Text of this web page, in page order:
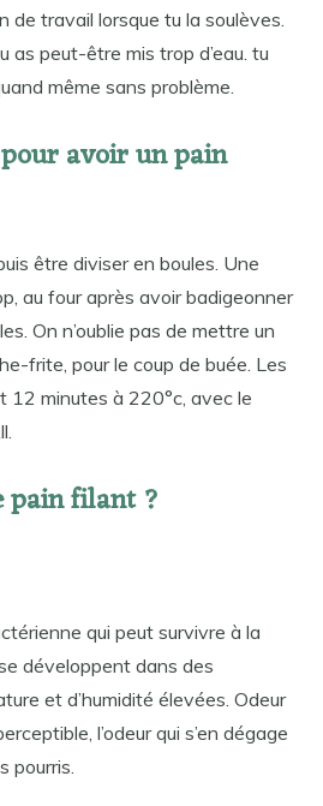
de travail lorsque tu la soulèves.
as peut-être mis trop d’eau. tu
même sans problème.
avoir un pain
être diviser en boules. Une
au four après avoir badigeonner
On n’oublie pas de mettre un
frite, pour le coup de buée. Les
12 minutes à 220°c, avec le
pain filant ?
qui peut survivre à la
développent dans des
et d’humidité élevées. Odeur
l’odeur qui s’en dégage
pourris.